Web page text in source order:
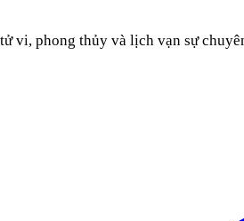
vi, phong thủy và lịch vạn sự